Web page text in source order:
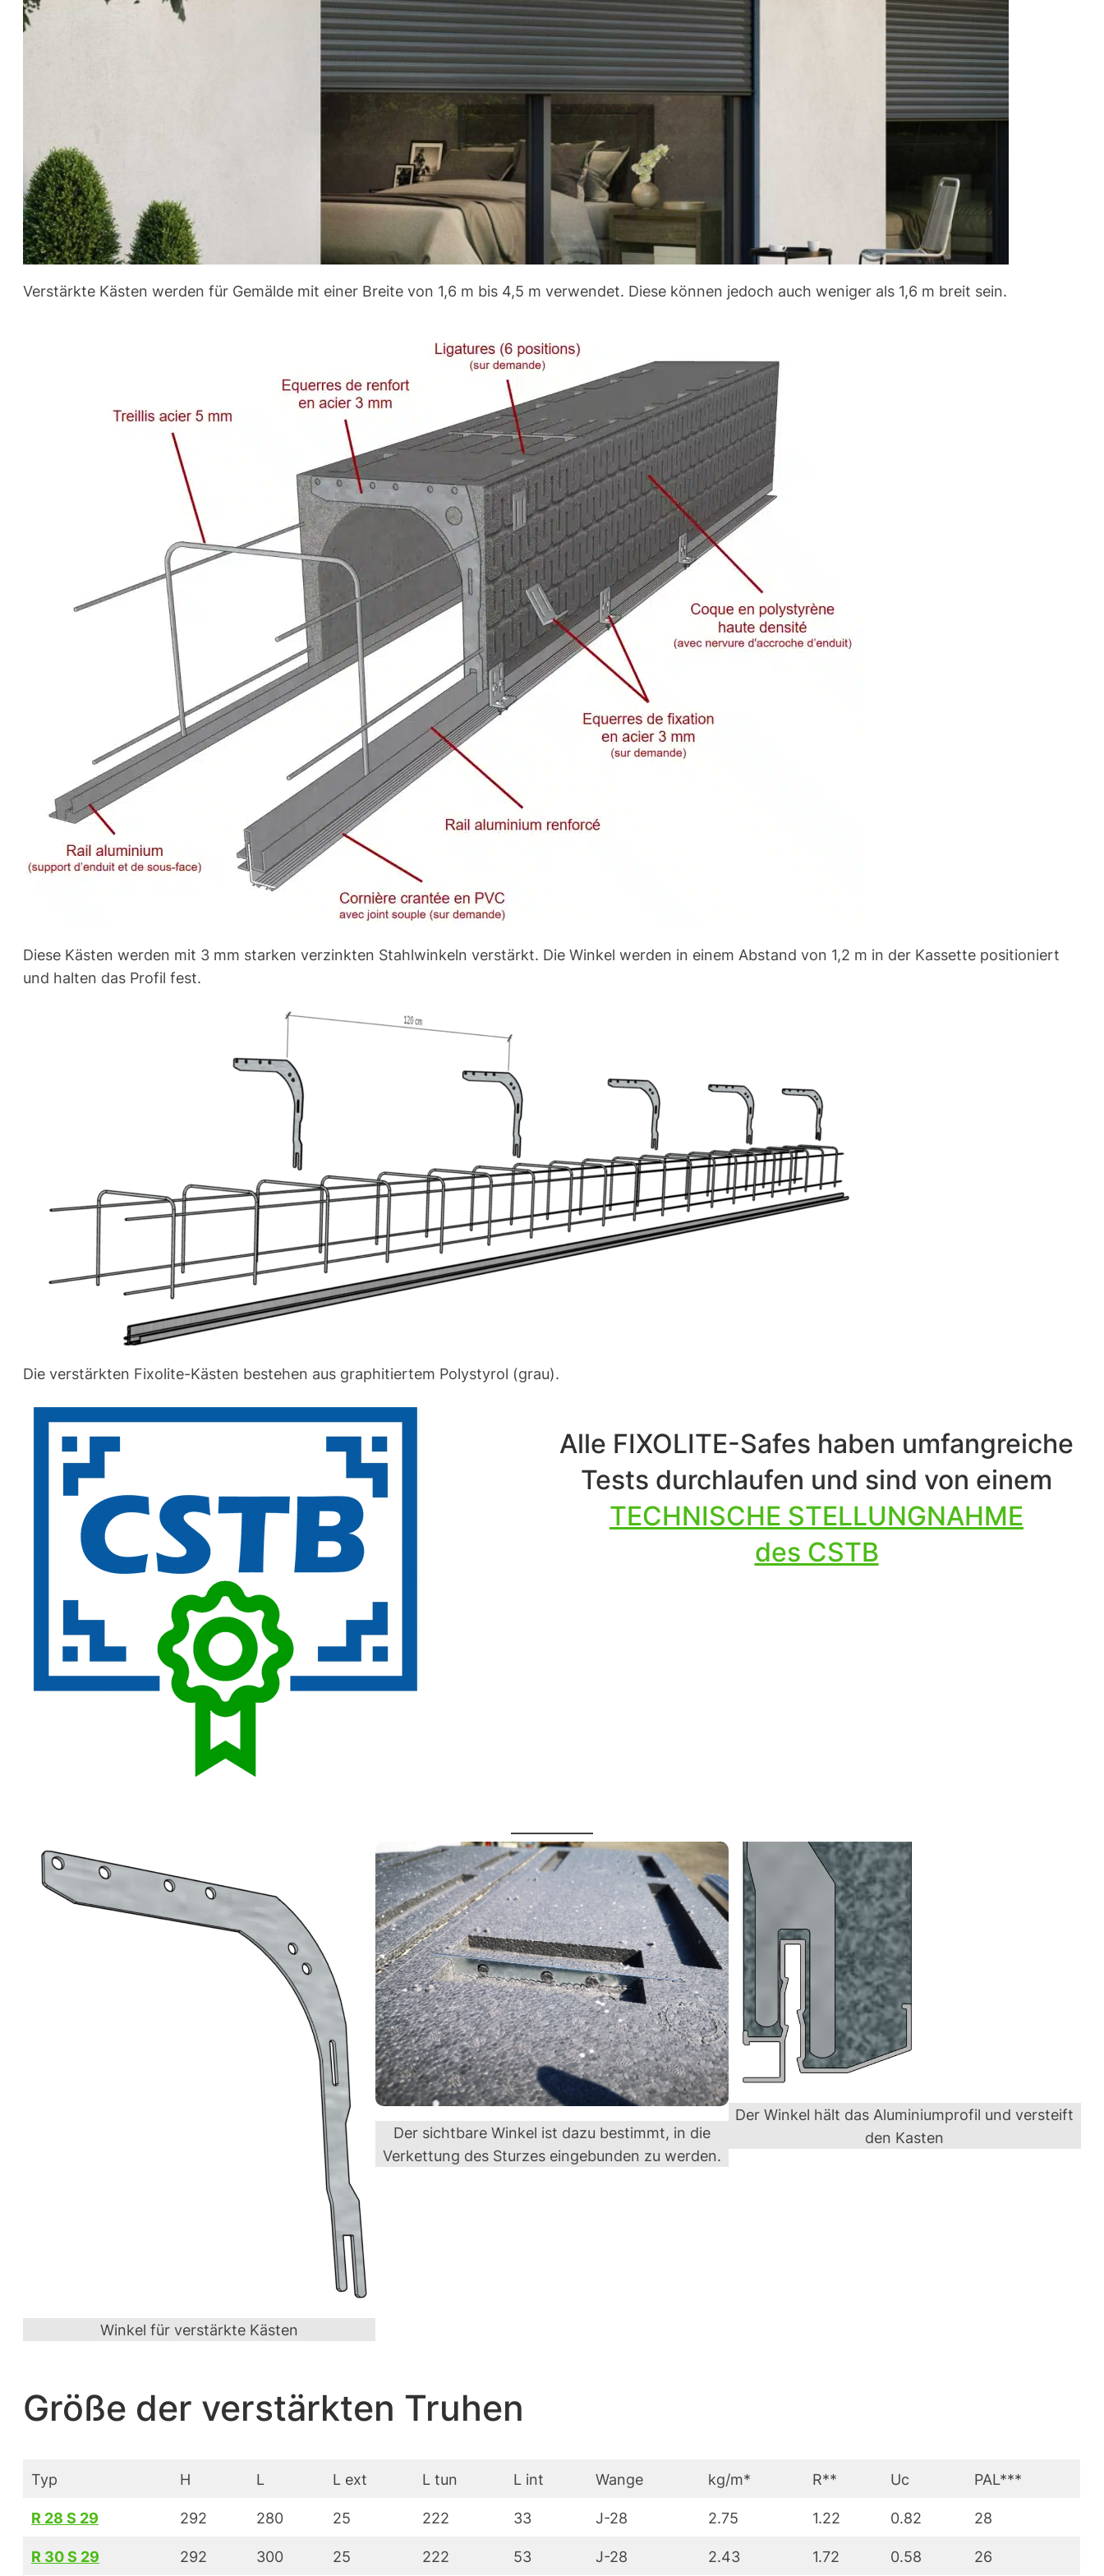
Verstärkte Kästen werden für Gemälde mit einer Breite von 1,6 m bis 4,5 m verwendet. Diese können jedoch auch weniger als 1,6 m breit sein.
Diese Kästen werden mit 3 mm starken verzinkten Stahlwinkeln verstärkt. Die Winkel werden in einem Abstand von 1,2 m in der Kassette positioniert
und halten das Profil fest.
Die verstärkten Fixolite-Kästen bestehen aus graphitiertem Polystyrol (grau).
Alle FIXOLITE-Safes haben umfangreiche
Tests durchlaufen und sind von einem
TECHNISCHE STELLUNGNAHME
des CSTB
Winkel für verstärkte Kästen
Der sichtbare Winkel ist dazu bestimmt, in die
Verkettung des Sturzes eingebunden zu werden.
Der Winkel hält das Aluminiumprofil und versteift
den Kasten
Größe der verstärkten Truhen
Typ H L L ext L tun L int Wange kg/m* R** Uc PAL***
R 28 S 29 292 280 25 222 33 J-28 2.75 1.22 0.82 28
R 30 S 29 292 300 25 222 53 J-28 2.43 1.72 0.58 26